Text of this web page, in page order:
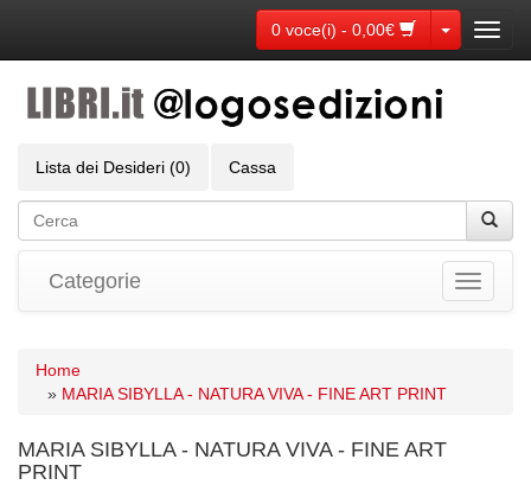
0 voce(i) - 0,00€ Toggle
Lista dei Desideri (0) Cassa
Toggle
Categorie
Home
» MARIA SIBYLLA - NATURA VIVA - FINE ART PRINT
MARIA SIBYLLA - NATURA VIVA - FINE ART
PRINT